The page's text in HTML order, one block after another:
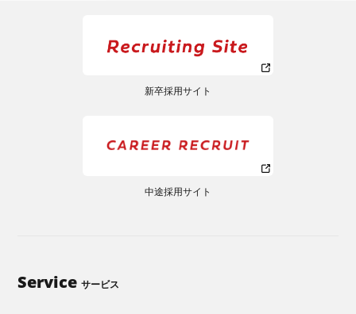
新卒採用サイト
中途採用サイト
Serviceサービス